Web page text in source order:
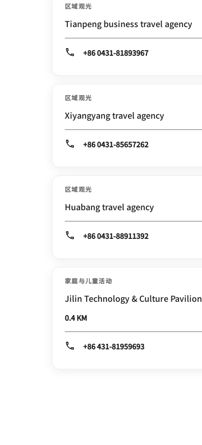
区域观光
Tianpeng business travel agency
+86 0431-81893967
区域观光
Xiyangyang travel agency
+86 0431-85657262
区域观光
Huabang travel agency
+86 0431-88911392
家庭与儿童活动
Jilin Technology & Culture Pavilion
0.4 KM
+86 431-81959693